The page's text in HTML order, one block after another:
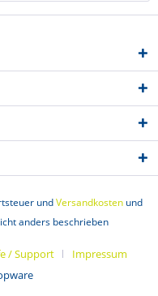
undVersandkostenund
anders beschrieben
/ Support
Impressum